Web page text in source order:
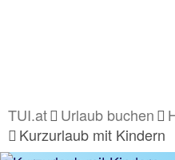
TUI.at Urlaub buchen
Kurzurlaub mit Kindern